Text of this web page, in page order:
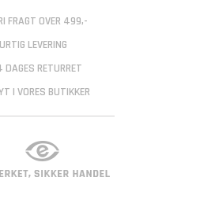
FRAGT OVER 499,-
LEVERING
DAGES RETURRET
I VORES BUTIKKER